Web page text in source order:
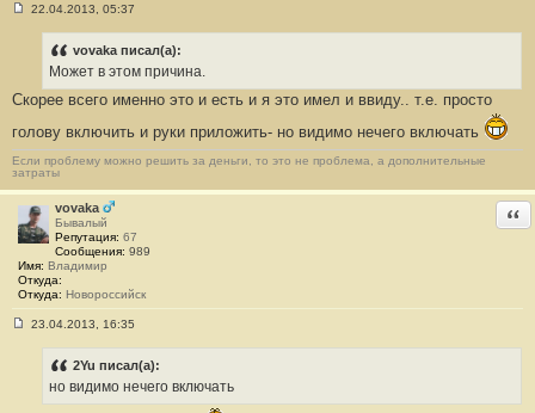
н
е
#
5
7
22.04.2013, 05:37
vovaka писал(а):
Может в этом причина.
Скорее всего именно это и есть и я это имел и ввиду.. т.е. просто
голову включить и руки приложить- но видимо нечего включать
Если проблему можно решить за деньги, то это не проблема, а дополнительные
затраты
vovaka
Бывалый
Репутация: 67
Сообщения: 989
Имя: Владимир
Откуда:
Откуда: Новороссийск
23.04.2013, 16:35
2Yu писал(а):
но видимо нечего включать